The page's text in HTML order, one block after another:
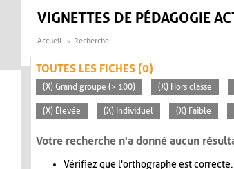
VIGNETTES DE PÉDAGOGIE
Accueil Recherche
TOUTES LES FICHES (0)
(X) Grand groupe (> 100) (X) Hors classe
(X) Élevée (X) Individuel (X) Faible
Votre recherche n'a donné aucun
Vérifiez que l'orthographe est correcte.